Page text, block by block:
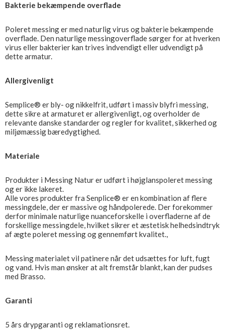
Bakterie bekæmpende overflade
Poleret messing er med naturlig virus og bakterie bekæmpende
overflade. Den naturlige messingoverflade sørger for at hverken
virus eller bakterier kan trives indvendigt eller udvendigt på
dette armatur.
Allergivenligt
Semplice® er bly- og nikkelfrit, udført i massiv blyfri messing,
dette sikre at armaturet er allergivenligt, og overholder de
relevante danske standarder og regler for kvalitet, sikkerhed og
miljømæssig bæredygtighed.
Materiale
Produkter i Messing Natur er udført i højglanspoleret messing
og er ikke lakeret.
Alle vores produkter fra Senplice® er en kombination af flere
messingdele, der er massive og håndpolerede. Der forekommer
derfor minimale naturlige nuanceforskelle i overfladerne af de
forskellige messingdele, hvilket sikrer et æstetisk helhedsindtryk
af ægte poleret messing og gennemført kvalitet.,
Messing materialet vil patinere når det udsættes for luft, fugt
og vand. Hvis man ønsker at alt fremstår blankt, kan der pudses
med Brasso.
Garanti
5 års drypgaranti og reklamationsret.